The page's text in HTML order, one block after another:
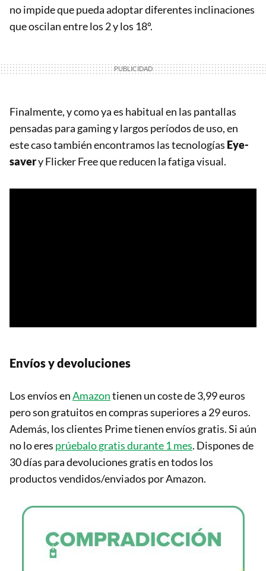
no impide que pueda adoptar diferentes inclinaciones
que oscilan entre los 2 y los 18º.
Finalmente, y como ya es habitual en las pantallas
pensadas para gaming y largos períodos de uso, en
este caso también encontramos las tecnologías Eye-
savery Flicker Free que reducen la fatiga visual.
Envíos y devoluciones
Los envíos enAmazontienen un coste de 3,99 euros
pero son gratuitos en compras superiores a 29 euros.
Además, los clientes Prime tienen envíos gratis. Si aún
no lo eres prúebalo gratis durante 1 mes. Dispones de
30 días para devoluciones gratis en todos los
productos vendidos/enviados por Amazon.